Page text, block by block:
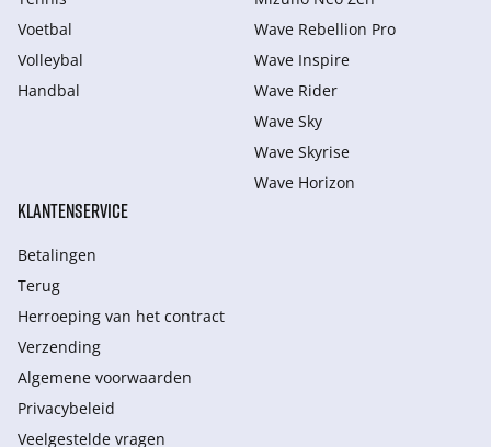
Voetbal
Volleybal
Handbal
Wave Rebellion Pro
Wave Inspire
Wave Rider
Wave Sky
Wave Skyrise
Wave Horizon
KLANTENSERVICE
Betalingen
Terug
Herroeping van het contract
Verzending
Algemene voorwaarden
Privacybeleid
Veelgestelde vragen